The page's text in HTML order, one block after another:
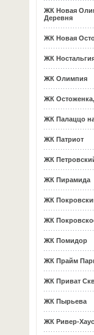
ЖК Новая
Деревня
ЖК Новая
ЖК
ЖК Олимпия
ЖК
ЖК Палаццо
ЖК Патриот
ЖК
ЖК Пирамида
ЖК
ЖК
ЖК Помидор
ЖК Прайм
ЖК Приват
ЖК Пырьева
ЖК Ривер-Хаус